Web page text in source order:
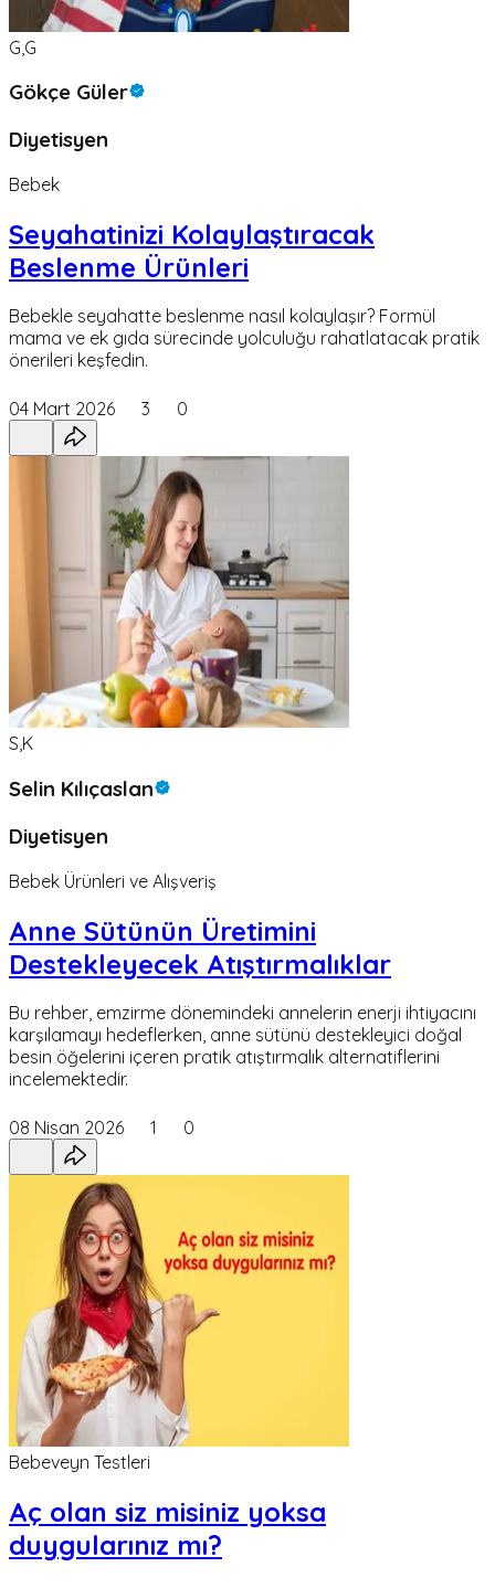
G,G
Gökçe Güler
Diyetisyen
Bebek
Seyahatinizi Kolaylaştıracak
Beslenme Ürünleri
Bebekle seyahatte beslenme nasıl kolaylaşır? Formül
mama ve ek gıda sürecinde yolculuğu rahatlatacak pratik
önerileri keşfedin.
04 Mart 2026 3 0
S,K
Selin Kılıçaslan
Diyetisyen
Bebek Ürünleri ve Alışveriş
Anne Sütünün Üretimini
Destekleyecek Atıştırmalıklar
Bu rehber, emzirme dönemindeki annelerin enerji ihtiyacını
karşılamayı hedeflerken, anne sütünü destekleyici doğal
besin öğelerini içeren pratik atıştırmalık alternatiflerini
incelemektedir.
08 Nisan 2026 1 0
Bebeveyn Testleri
Aç olan siz misiniz yoksa
duygularınız mı?